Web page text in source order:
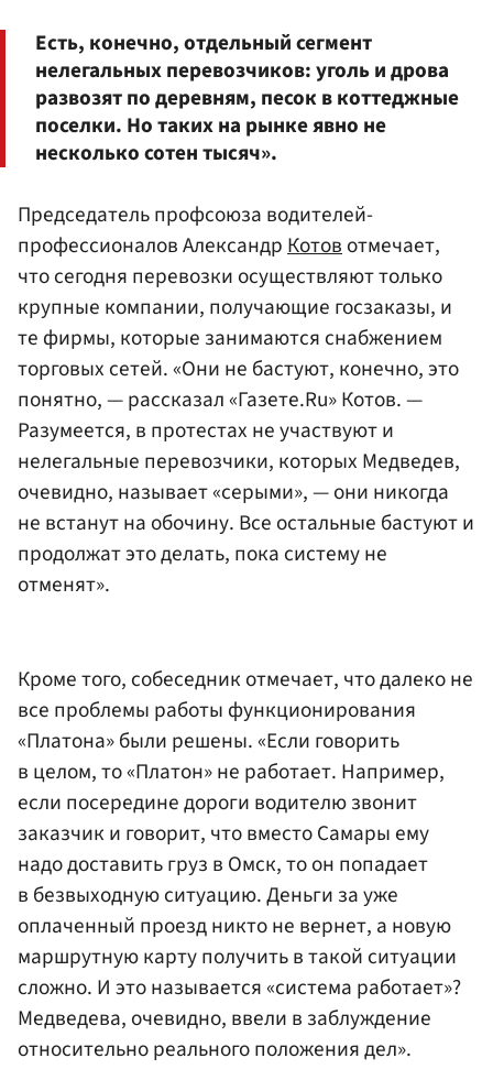
Есть, конечно, отдельный сегмент
нелегальных перевозчиков: уголь и дрова
развозят по деревням, песок в коттеджные
поселки. Но таких на рынке явно не
несколько сотен тысяч».
Председатель профсоюза водителей-
профессионалов АлександрКотовотмечает,
что сегодня перевозки осуществляют только
крупные компании, получающие госзаказы, и
те фирмы, которые занимаются снабжением
торговых сетей. «Они не бастуют, конечно, это
понятно, — рассказал «Газете.Ru» Котов. —
Разумеется, в протестах не участвуют и
нелегальные перевозчики, которых Медведев,
очевидно, называет «серыми», — они никогда
не встанут на обочину. Все остальные бастуют и
продолжат это делать, пока систему не
отменят».
Кроме того, собеседник отмечает, что далеко не
все проблемы работы функционирования
«Платона» были решены. «Если говорить
в целом, то «Платон» не работает. Например,
если посередине дороги водителю звонит
заказчик и говорит, что вместо Самары ему
надо доставить груз в Омск, то он попадает
в безвыходную ситуацию. Деньги за уже
оплаченный проезд никто не вернет, а новую
маршрутную карту получить в такой ситуации
сложно. И это называется «система работает»?
Медведева, очевидно, ввели в заблуждение
относительно реального положения дел».